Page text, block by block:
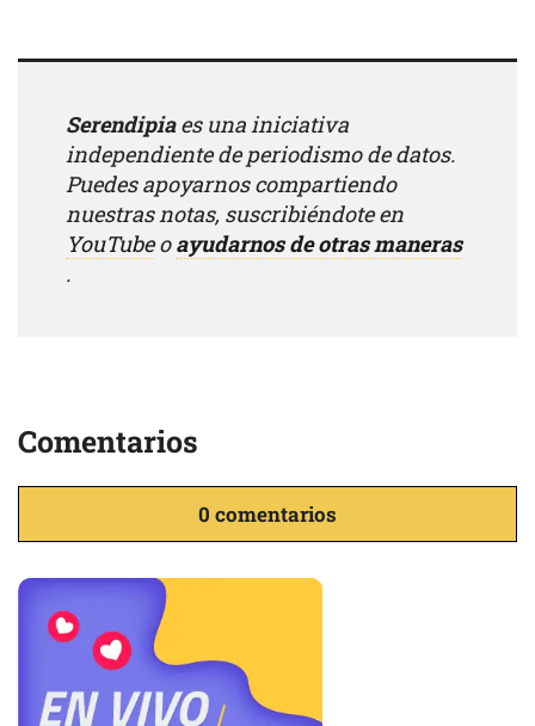
Serendipiaes una iniciativa
independiente de periodismo de datos.
Puedes apoyarnos compartiendo
nuestras notas, suscribiéndote en
YouTubeoayudarnos de otras maneras
.
Comentarios
0 comentarios